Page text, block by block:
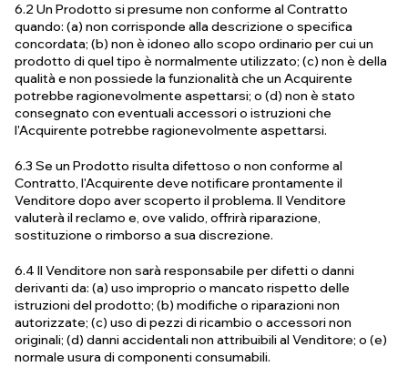
6.2 Un Prodotto si presume non conforme al Contratto
quando: (a) non corrisponde alla descrizione o specifica
concordata; (b) non è idoneo allo scopo ordinario per cui un
prodotto di quel tipo è normalmente utilizzato; (c) non è della
qualità e non possiede la funzionalità che un Acquirente
potrebbe ragionevolmente aspettarsi; o (d) non è stato
consegnato con eventuali accessori o istruzioni che
l'Acquirente potrebbe ragionevolmente aspettarsi.
6.3 Se un Prodotto risulta difettoso o non conforme al
Contratto, l'Acquirente deve notificare prontamente il
Venditore dopo aver scoperto il problema. Il Venditore
valuterà il reclamo e, ove valido, offrirà riparazione,
sostituzione o rimborso a sua discrezione.
6.4 Il Venditore non sarà responsabile per difetti o danni
derivanti da: (a) uso improprio o mancato rispetto delle
istruzioni del prodotto; (b) modifiche o riparazioni non
autorizzate; (c) uso di pezzi di ricambio o accessori non
originali; (d) danni accidentali non attribuibili al Venditore; o (e)
normale usura di componenti consumabili.